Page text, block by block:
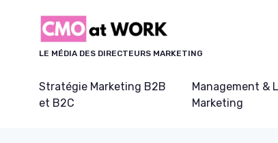
LE MÉDIA DES DIRECTEURS MARKETING
Stratégie Marketing B2B
et B2C
Management &
Marketing